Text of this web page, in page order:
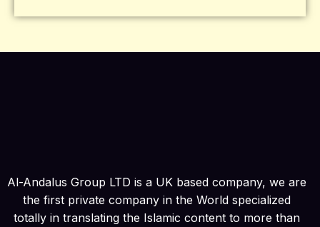
Al-Andalus Group LTD is a UK based company, we are
the first private company in the World specialized
totally in translating the Islamic content to more than